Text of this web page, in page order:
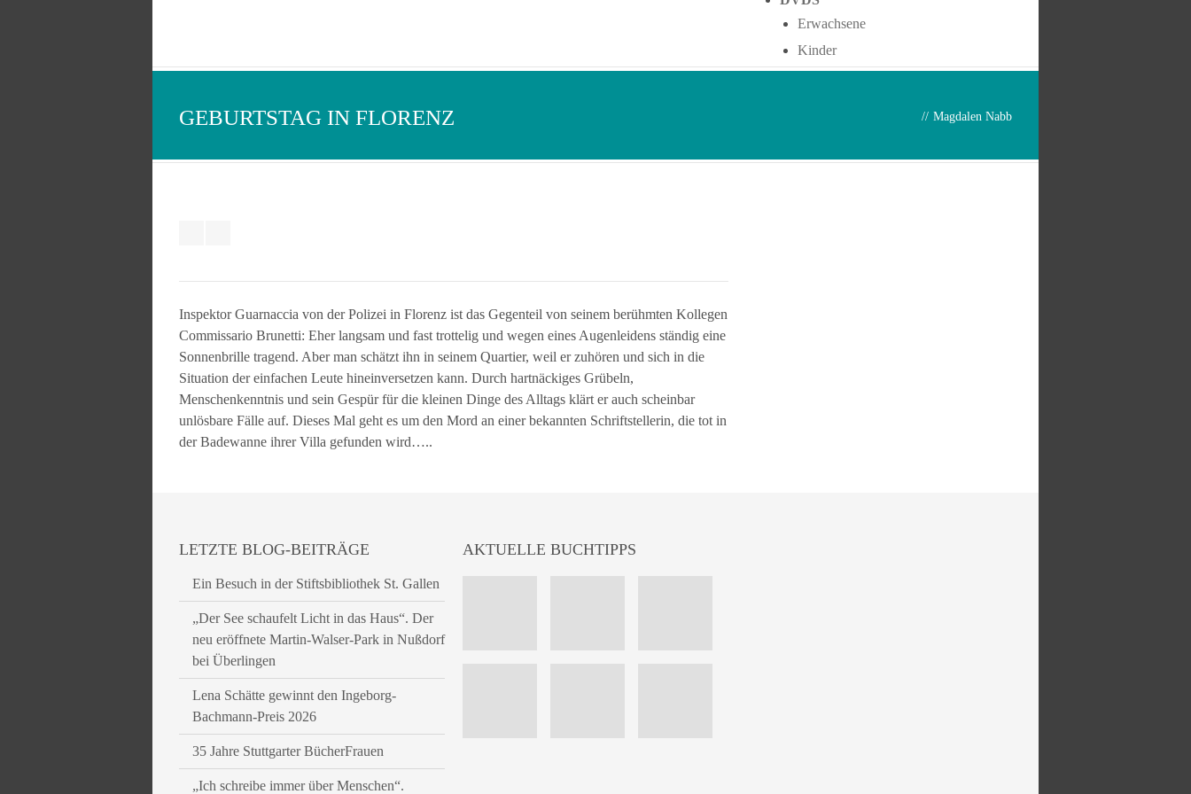
Erwachsene
Kinder
GEBURTSTAG IN FLORENZ // Magdalen Nabb
Inspektor Guarnaccia von der Polizei in Florenz ist das Gegenteil von seinem berühmten Kollegen
Commissario Brunetti: Eher langsam und fast trottelig und wegen eines Augenleidens ständig eine
Sonnenbrille tragend. Aber man schätzt ihn in seinem Quartier, weil er zuhören und sich in die
Situation der einfachen Leute hineinversetzen kann. Durch hartnäckiges Grübeln,
Menschenkenntnis und sein Gespür für die kleinen Dinge des Alltags klärt er auch scheinbar
unlösbare Fälle auf. Dieses Mal geht es um den Mord an einer bekannten Schriftstellerin, die tot in
der Badewanne ihrer Villa gefunden wird…..
LETZTE BLOG-BEITRÄGE
Ein Besuch in der Stiftsbibliothek St. Gallen
„Der See schaufelt Licht in das Haus“. Der
neu eröffnete Martin-Walser-Park in Nußdorf
bei Überlingen
Lena Schätte gewinnt den Ingeborg-
Bachmann-Preis 2026
35 Jahre Stuttgarter BücherFrauen
„Ich schreibe immer über Menschen“.
AKTUELLE BUCHTIPPS